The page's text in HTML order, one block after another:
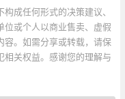
成任何形式的决策建议、
位或个人以商业售卖、虚假
容。如需分享或转载，请保
相关权益。感谢您的理解与